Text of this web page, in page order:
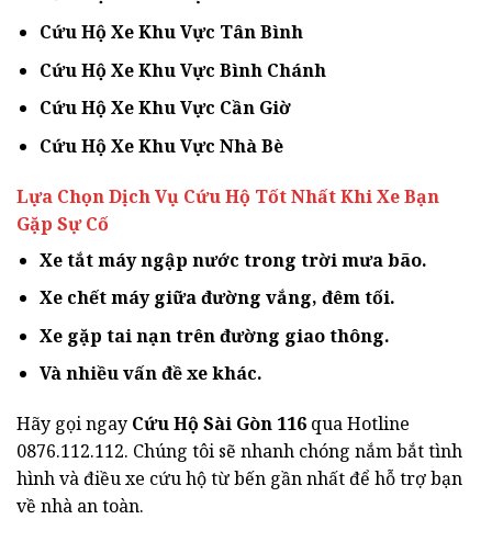
Cứu Hộ Xe Khu Vực Tân Bình
Cứu Hộ Xe Khu Vực Bình Chánh
Cứu Hộ Xe Khu Vực Cần Giờ
Cứu Hộ Xe Khu Vực Nhà Bè
Lựa Chọn Dịch Vụ Cứu Hộ Tốt Nhất Khi Xe Bạn
Gặp Sự Cố
Xe tắt máy ngập nước trong trời mưa bão.
Xe chết máy giữa đường vắng, đêm tối.
Xe gặp tai nạn trên đường giao thông.
Và nhiều vấn đề xe khác.
Hãy gọi ngay Cứu Hộ Sài Gòn 116 qua Hotline
0876.112.112. Chúng tôi sẽ nhanh chóng nắm bắt tình
hình và điều xe cứu hộ từ bến gần nhất để hỗ trợ bạn
về nhà an toàn.